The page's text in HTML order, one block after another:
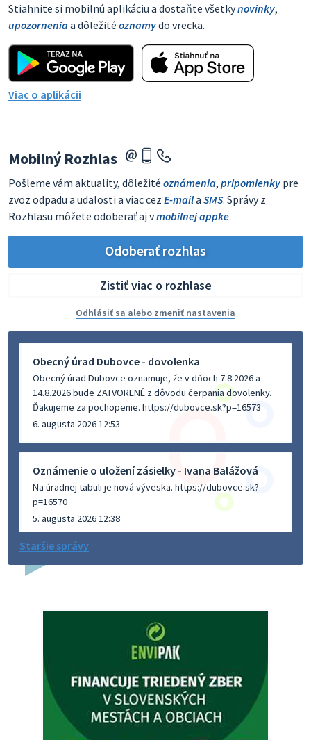
Stiahnite si mobilnú aplikáciu a dostaňte všetkynovinky,
upozorneniaa dôležité oznamydo vrecka.
Viac o aplikácii
Mobilný Rozhlas
Pošleme vám aktuality, dôležité oznámenia, pripomienky pre
zvoz odpadu a udalosti a viac cez E-maila SMS. Správy z
Rozhlasu môžete odoberať aj vmobilnej appke.
Odoberať rozhlas
Zistiť viac o rozhlase
Odhlásiť sa alebo zmeniť nastavenia
Obecný úrad Dubovce - dovolenka
Obecný úrad Dubovce oznamuje, že v dňoch 7.8.2026 a
14.8.2026 bude ZATVORENÉ z dôvodu čerpania dovolenky.
Ďakujeme za pochopenie. https://dubovce.sk?p=16573
6. augusta 2026 12:53
Oznámenie o uložení zásielky - Ivana Balážová
Na úradnej tabuli je nová výveska. https://dubovce.sk?
p=16570
5. augusta 2026 12:38
Dovolenka - MUDr. Marián Sivoň
budeZATVORENÁ z dôvodu čerpania dovolenky. Akútne
prípady bude riešiť MUDr.Fisch…
Zajtrajší zvoz odpadu
Vážený občan, zajtra 5. 8. sa bude zvážať komunálny odpad.
4. augusta 2026 15:30
Staršie správy